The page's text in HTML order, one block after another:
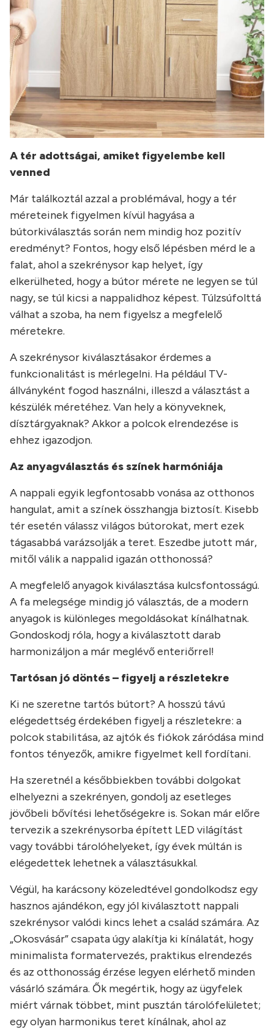
A tér adottságai, amiket figyelembe kell
venned
Már találkoztál azzal a problémával, hogy a tér
méreteinek figyelmen kívül hagyása a
bútorkiválasztás során nem mindig hoz pozitív
eredményt? Fontos, hogy első lépésben mérd le a
falat, ahol a szekrénysor kap helyet, így
elkerülheted, hogy a bútor mérete ne legyen se túl
nagy, se túl kicsi a nappalidhoz képest. Túlzsúfolttá
válhat a szoba, ha nem figyelsz a megfelelő
méretekre.
A szekrénysor kiválasztásakor érdemes a
funkcionalitást is mérlegelni. Ha például TV-
állványként fogod használni, illeszd a választást a
készülék méretéhez. Van hely a könyveknek,
dísztárgyaknak? Akkor a polcok elrendezése is
ehhez igazodjon.
Az anyagválasztás és színek harmóniája
A nappali egyik legfontosabb vonása az otthonos
hangulat, amit a színek összhangja biztosít. Kisebb
tér esetén válassz világos bútorokat, mert ezek
tágasabbá varázsolják a teret. Eszedbe jutott már,
mitől válik a nappalid igazán otthonossá?
A megfelelő anyagok kiválasztása kulcsfontosságú.
A fa melegsége mindig jó választás, de a modern
anyagok is különleges megoldásokat kínálhatnak.
Gondoskodj róla, hogy a kiválasztott darab
harmonizáljon a már meglévő enteriőrrel!
Tartósan jó döntés – figyelj a részletekre
Ki ne szeretne tartós bútort? A hosszú távú
elégedettség érdekében figyelj a részletekre: a
polcok stabilitása, az ajtók és fiókok záródása mind
fontos tényezők, amikre figyelmet kell fordítani.
Ha szeretnél a későbbiekben további dolgokat
elhelyezni a szekrényen, gondolj az esetleges
jövőbeli bővítési lehetőségekre is. Sokan már előre
tervezik a szekrénysorba épített LED világítást
vagy további tárolóhelyeket, így évek múltán is
elégedettek lehetnek a választásukkal.
Végül, ha karácsony közeledtével gondolkodsz egy
hasznos ajándékon, egy jól kiválasztott nappali
szekrénysor valódi kincs lehet a család számára. Az
„Okosvásár” csapata úgy alakítja ki kínálatát, hogy
minimalista formatervezés, praktikus elrendezés
és az otthonosság érzése legyen elérhető minden
vásárló számára. Ők megértik, hogy az ügyfelek
miért várnak többet, mint pusztán tárolófelületet;
egy olyan harmonikus teret kínálnak, ahol az